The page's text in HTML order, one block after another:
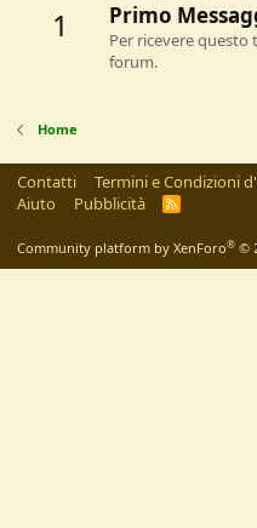
1 Primo
Per ricevere questo
forum.
Home
Contatti Termini e Condizioni
Aiuto
Pubblicità
R
Community platform by XenForo® ©